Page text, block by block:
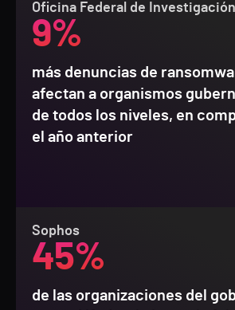
Oficina Federal de
9%
más denuncias de
afectan a organismos
de todos los niveles, en
el año anterior
Sophos
45%
de las organizaciones del